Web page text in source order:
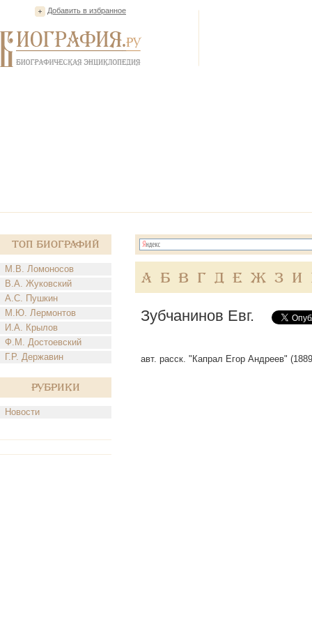
Добавить в избранное
Топ Биографий
М.В. Ломоносов
В.А. Жуковский
А.С. Пушкин
М.Ю. Лермонтов
И.А. Крылов
Ф.М. Достоевский
Г.Р. Державин
Рубрики
Новости
А Б В Г Д Е Ж З И
Зубчанинов Евг.
авт. расск. "Капрал Егор Андреев"